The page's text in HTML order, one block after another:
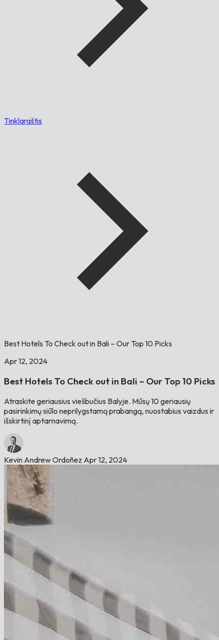
Tinklaraštis
Best Hotels To Check out in Bali – Our Top 10 Picks
Apr 12, 2024
Best Hotels To Check out in Bali – Our Top 10 Picks
Atraskite geriausius viešbučius Balyje. Mūsų 10 geriausių
pasirinkimų siūlo neprilygstamą prabangą, nuostabius vaizdus ir
išskirtinį aptarnavimą.
Kevin Andrew Ordoñez Apr 12, 2024